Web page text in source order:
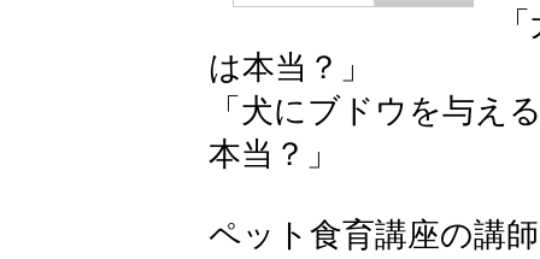
は本当？」
「犬にブドウを与え
本当？」
ペット食育講座の講